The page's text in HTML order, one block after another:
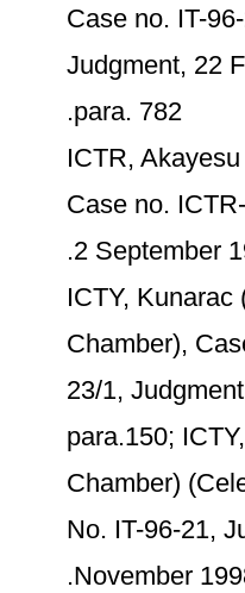
Case no. IT-
Judgment, 22
para. 782.
[3] ICTR,
Case no.
2 September
[4] ICTY,
Chamber),
23/1,
para.150;
Chamber)
No. IT-96-21,
November